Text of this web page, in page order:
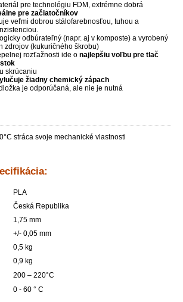
pre technológiu FDM, extrémne dobrá
pre začiatočníkov
veľmi dobrou stálofarebnosťou, tuhou a
odbúrateľný (napr. aj v komposte) a vyrobený
zdrojov (kukuričného škrobu)
rozťažnosti ide o najlepšiu voľbu pre tlač
skrúcaniu
žiadny chemický zápach
je odporúčaná, ale nie je nutná
stráca svoje mechanické vlastnosti
PLA
Česká Republika
1,75 mm
+/- 0,05 mm
0,5 kg
0,9 kg
200 – 220°C
0 - 60 ° C